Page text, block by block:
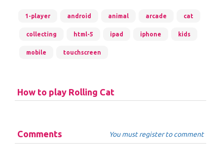
1-player android animal arcade cat
collecting html-5 ipad iphone kids
mobile touchscreen
How to play Rolling Cat
Comments You must register to comment